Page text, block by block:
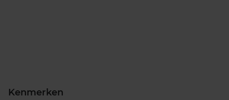
Kenmerken